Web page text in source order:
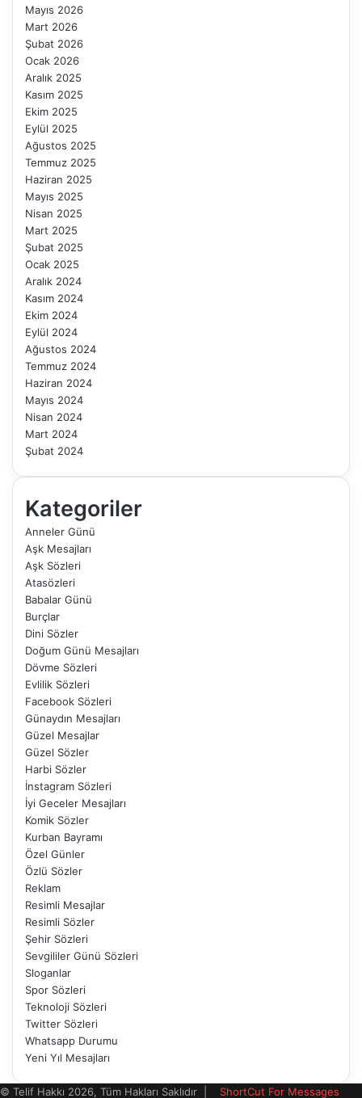
Mayıs 2026
Mart 2026
Şubat 2026
Ocak 2026
Aralık 2025
Kasım 2025
Ekim 2025
Eylül 2025
Ağustos 2025
Temmuz 2025
Haziran 2025
Mayıs 2025
Nisan 2025
Mart 2025
Şubat 2025
Ocak 2025
Aralık 2024
Kasım 2024
Ekim 2024
Eylül 2024
Ağustos 2024
Temmuz 2024
Haziran 2024
Mayıs 2024
Nisan 2024
Mart 2024
Şubat 2024
Kategoriler
Anneler Günü
Aşk Mesajları
Aşk Sözleri
Atasözleri
Babalar Günü
Burçlar
Dini Sözler
Doğum Günü Mesajları
Dövme Sözleri
Evlilik Sözleri
Facebook Sözleri
Günaydın Mesajları
Güzel Mesajlar
Güzel Sözler
Harbi Sözler
İnstagram Sözleri
İyi Geceler Mesajları
Komik Sözler
Kurban Bayramı
Özel Günler
Özlü Sözler
Reklam
Resimli Mesajlar
Resimli Sözler
Şehir Sözleri
Sevgililer Günü Sözleri
Sloganlar
Spor Sözleri
Teknoloji Sözleri
Twitter Sözleri
Whatsapp Durumu
Yeni Yıl Mesajları
© Telif Hakkı 2026, Tüm Hakları Saklıdır | ShortCut For Messages